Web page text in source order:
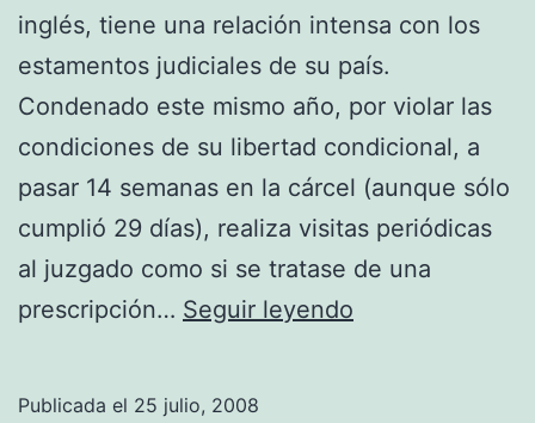
inglés, tiene una relación intensa con los
estamentos judiciales de su país.
Condenado este mismo año, por violar las
condiciones de su libertad condicional, a
pasar 14 semanas en la cárcel (aunque sólo
cumplió 29 días), realiza visitas periódicas
al juzgado como si se tratase de una
prescripción… Seguir leyendo
Publicada el 25 julio, 2008